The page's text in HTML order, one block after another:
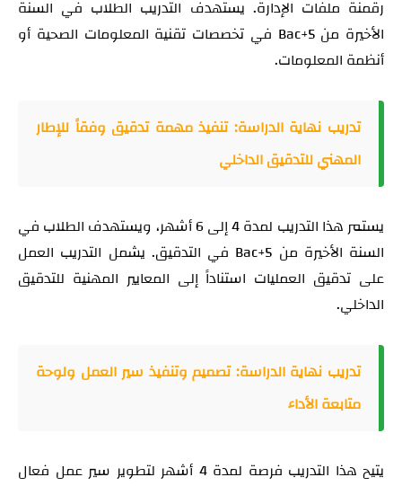
رقمنة ملفات الإدارة. يستهدف التدريب الطلاب في السنة
الأخيرة من Bac+5 في تخصصات تقنية المعلومات الصحية أو
أنظمة المعلومات.
تدريب نهاية الدراسة: تنفيذ مهمة تدقيق وفقاً للإطار
المهني للتدقيق الداخلي
يستمر هذا التدريب لمدة 4 إلى 6 أشهر، ويستهدف الطلاب في
السنة الأخيرة من Bac+5 في التدقيق. يشمل التدريب العمل
على تدقيق العمليات استناداً إلى المعايير المهنية للتدقيق
الداخلي.
تدريب نهاية الدراسة: تصميم وتنفيذ سير العمل ولوحة
متابعة الأداء
يتيح هذا التدريب فرصة لمدة 4 أشهر لتطوير سير عمل فعال